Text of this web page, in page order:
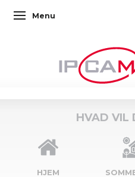
Skifte navigation
Menu
HVAD VIL
HJEM